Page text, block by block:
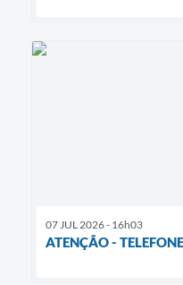
07 JUL 2026 - 16h03
ATENÇÃO -